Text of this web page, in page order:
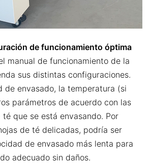
de funcionamiento óptima
manual de funcionamiento de la
sus distintas configuraciones.
de envasado, la temperatura (si
parámetros de acuerdo con las
que se está envasando. Por
de té delicadas, podría ser
de envasado más lenta para
adecuado sin daños.